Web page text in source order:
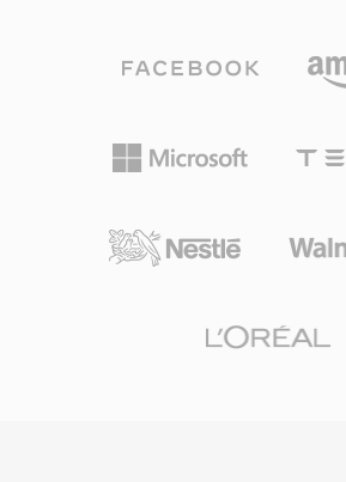
เพื่อการถอดรหัสโดยไม่ต้องพึ่งไฟล์ภ
ความแพร่หลายทางประวัติศาสตร์ใน
แบนด์แคบที่ 8 kHz แบนด์กว้างที่ 16
บิตเรตแปรผันที่ปรับตัวแบบเรียลไท
ซ้อนของเสียงพูด ข้อดีที่โดดเด่นคือ
พัฒนาฝังไว้ในผลิตภัณฑ์ทั้งเชิงพาณิ
ขยายอัตโนมัติ — ฟีเจอร์ที่โคเดกคู่แ